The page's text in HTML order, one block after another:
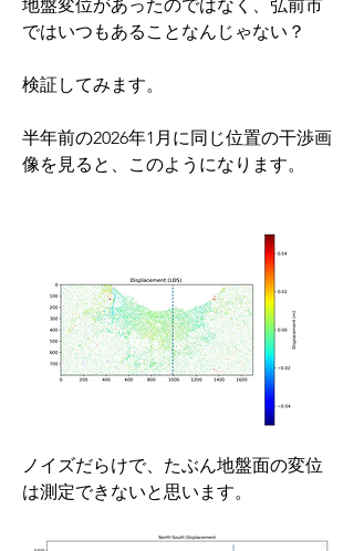
地盤変位があったのではなく、弘前市
ではいつもあることなんじゃない？
検証してみます。
半年前の2026年1月に同じ位置の干渉画
像を見ると、このようになります。
ノイズだらけで、たぶん地盤面の変位
は測定できないと思います。